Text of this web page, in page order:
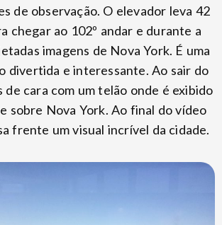
de observação. O elevador leva 42
chegar ao 102º andar e durante a
imagens de Nova York. É uma
divertida e interessante. Ao sair do
de cara com um telão onde é exibido
sobre Nova York. Ao final do vídeo
frente um visual incrível da cidade.